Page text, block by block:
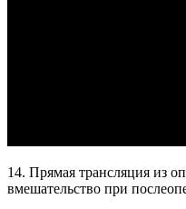
14. Прямая трансляция из
вмешательство при